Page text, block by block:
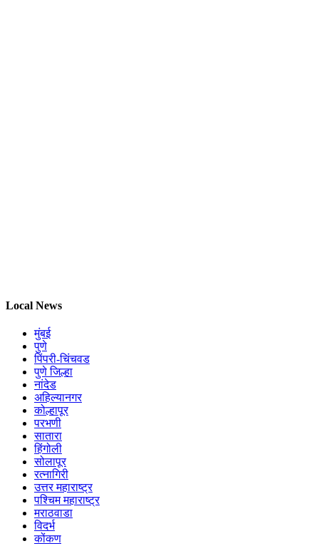
Local News
मुंबई
पुणे
पिंपरी-चिंचवड
पुणे जिल्हा
नांदेड
अहिल्यानगर
कोल्हापूर
परभणी
सातारा
हिंगोली
सोलापूर
रत्नागिरी
उत्तर महाराष्ट्र
पश्चिम महाराष्ट्र
मराठवाडा
विदर्भ
कोंकण